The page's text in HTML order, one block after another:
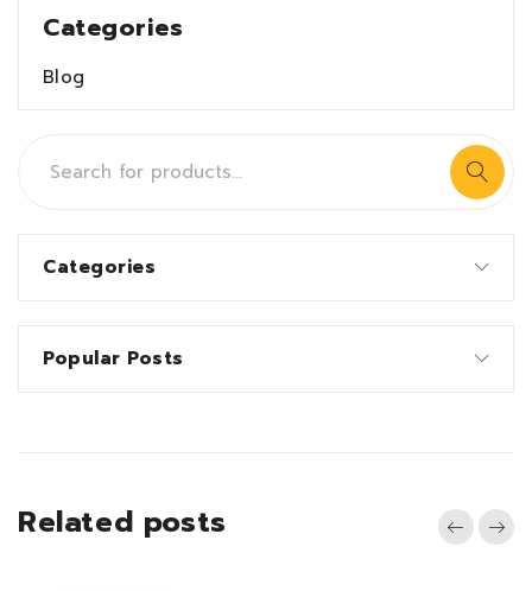
Categories
Blog
Categories
Popular Posts
Related posts